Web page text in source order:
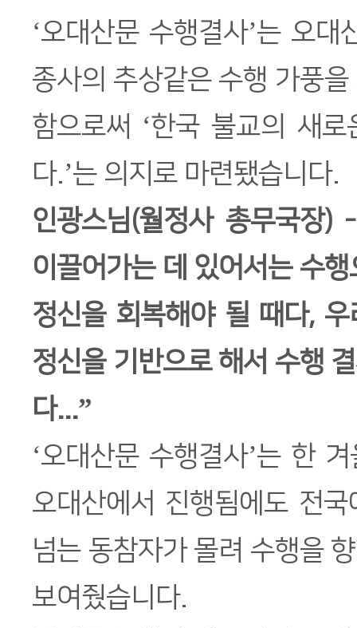
‘오대산문 수행결사’는 오
종사의 추상같은 수행 가풍
함으로써 ‘한국 불교의 새
다.’는 의지로 마련됐습니다.
인광스님(월정사 총무국장)
이끌어가는 데 있어서는 수
정신을 회복해야 될 때다,
정신을 기반으로 해서 수행
다...”
‘오대산문 수행결사’는 한
오대산에서 진행됨에도 전
넘는 동참자가 몰려 수행을
보여줬습니다.